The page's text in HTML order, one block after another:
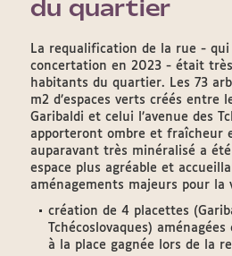
du quartier
La requalification de la rue - qui
concertation en 2023 - était
habitants du quartier. Les 73
m2 d’espaces verts créés entre
Garibaldi et celui l’avenue des
apporteront ombre et fraîcheur
auparavant très minéralisé a
espace plus agréable et
aménagements majeurs pour la
création de 4 placettes
Tchécoslovaques)
à la place gagnée lors de la